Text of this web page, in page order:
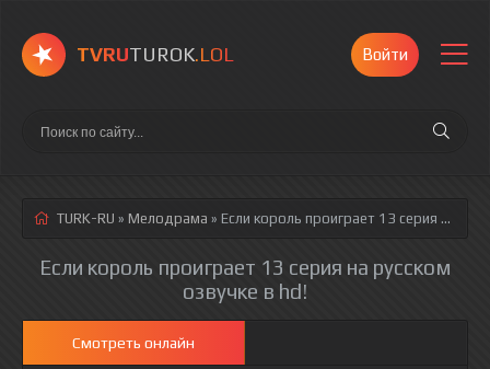
TVRUTUROK.LOL Войти
TURK-RU » Мелодрама » Если король проиграет 13 серия
Если король проиграет 13 серия на русском
озвучке в hd!
Смотреть онлайн